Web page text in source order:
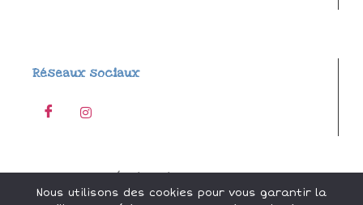
Réseaux sociaux
Réalisation byOdace
Nous utilisons des cookies pour vous garantir la